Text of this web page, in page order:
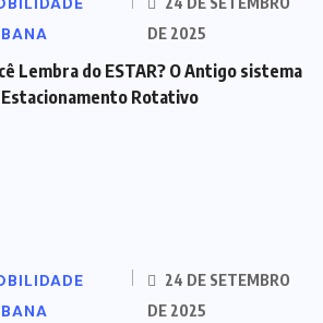
DE 2025
Lembra do ESTAR? O Antigo sistema
Rotativo
24 DE SETEMBRO
DE 2025